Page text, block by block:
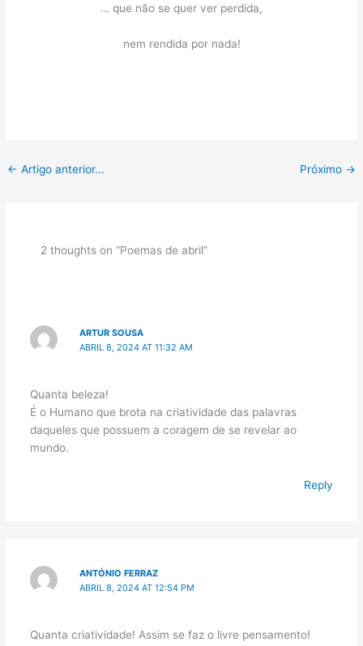
… que não se quer ver perdida,
nem rendida por nada!
← Artigo anterior... Próximo →
2 thoughts on “Poemas de abril”
ARTUR SOUSA
ABRIL 8, 2024 AT 11:32 AM
Quanta beleza!
É o Humano que brota na criatividade das palavras
daqueles que possuem a coragem de se revelar ao
mundo.
Reply
ANTÓNIO FERRAZ
ABRIL 8, 2024 AT 12:54 PM
Quanta criatividade! Assim se faz o livre pensamento!